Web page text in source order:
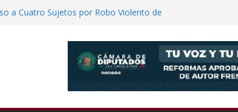
a Cuatro Sujetos por Robo Violento de
Anuncia Balance de Resultados Tras 600